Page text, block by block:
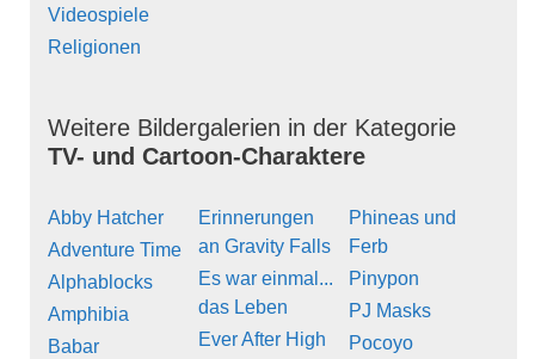
Videospiele
Religionen
Weitere Bildergalerien in der Kategorie
TV- und Cartoon-Charaktere
Abby Hatcher
Adventure Time
Alphablocks
Amphibia
Babar
Erinnerungen
an Gravity Falls
Es war einmal...
das Leben
Ever After High
Phineas und
Ferb
Pinypon
PJ Masks
Pocoyo